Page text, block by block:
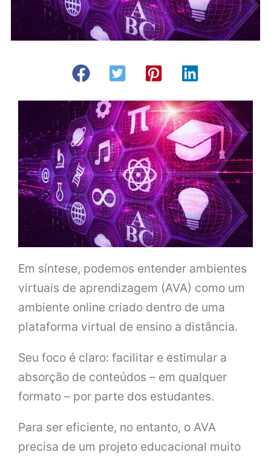
Em síntese, podemos entender ambientes
virtuais de aprendizagem (AVA) como um
ambiente online criado dentro de uma
plataforma virtual de ensino a distância.
Seu foco é claro: facilitar e estimular a
absorção de conteúdos – em qualquer
formato – por parte dos estudantes.
Para ser eficiente, no entanto, o AVA
precisa de um projeto educacional muito